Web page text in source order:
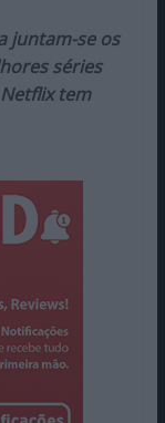
juntam-se os
séries
tem